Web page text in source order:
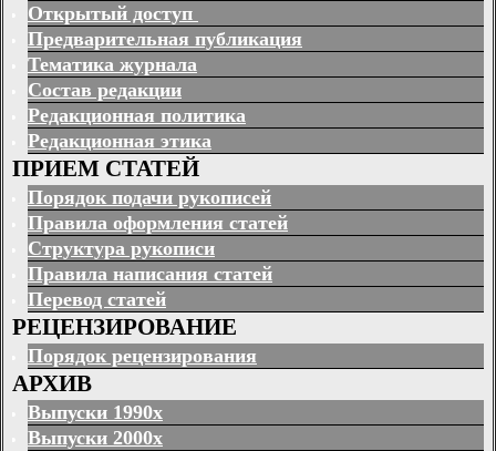
Открытый доступ
Предварительная публикация
Тематика журнала
Состав редакции
Редакционная политика
Редакционная этика
ПРИЕМ СТАТЕЙ
Порядок подачи рукописей
Правила оформления статей
Структура рукописи
Правила написания статей
Перевод статей
РЕЦЕНЗИРОВАНИЕ
Порядок рецензирования
АРХИВ
Выпуски 1990х
Выпуски 2000х